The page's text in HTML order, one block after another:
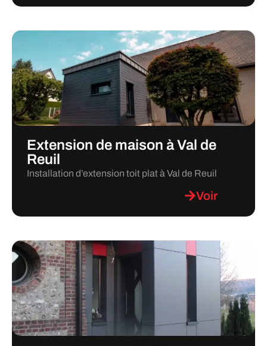
Extension de maison à Val de
Reuil
Installation d’extension toit plat à Val de Reuil
Voir